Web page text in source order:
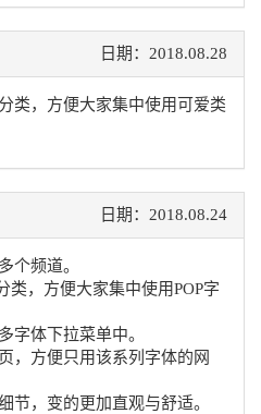
日期：2018.08.28
分类，方便大家集中使用可爱类
日期：2018.08.24
个频道。
类，方便大家集中使用POP字
字体下拉菜单中。
，方便只用该系列字体的网
节，变的更加直观与舒适。